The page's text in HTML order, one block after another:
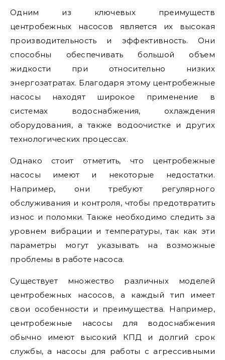
Одним из ключевых преимуществ
центробежных насосов является их высокая
производительность и эффективность. Они
способны обеспечивать большой объем
жидкости при относительно низких
энергозатратах. Благодаря этому центробежные
насосы находят широкое применение в
системах водоснабжения, охлаждения
оборудования, а также водоочистке и других
технологических процессах.
Однако стоит отметить, что центробежные
насосы имеют и некоторые недостатки.
Например, они требуют регулярного
обслуживания и контроля, чтобы предотвратить
износ и поломки. Также необходимо следить за
уровнем вибрации и температуры, так как эти
параметры могут указывать на возможные
проблемы в работе насоса.
Существует множество различных моделей
центробежных насосов, а каждый тип имеет
свои особенности и преимущества. Например,
центробежные насосы для водоснабжения
обычно имеют высокий КПД и долгий срок
службы, а насосы для работы с агрессивными